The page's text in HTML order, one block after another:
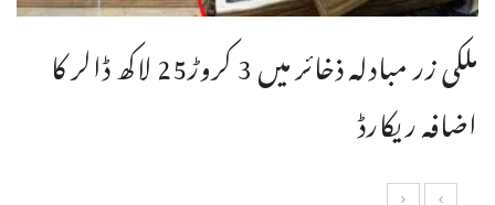
ملکی زر مبادلہ ذخائر میں 3 کروڑ25 لاکھ ڈالر کا
اضافہ ریکارڈ